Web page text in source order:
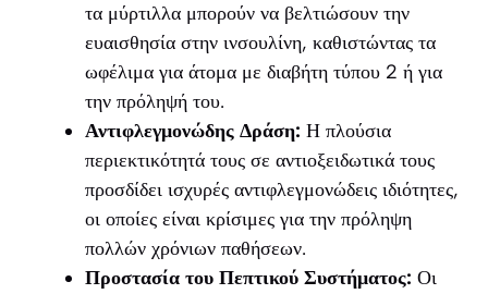
τα μύρτιλλα μπορούν να βελτιώσουν την
ευαισθησία στην ινσουλίνη, καθιστώντας τα
ωφέλιμα για άτομα με διαβήτη τύπου 2 ή για
την πρόληψή του.
Αντιφλεγμονώδης Δράση: Η πλούσια
περιεκτικότητά τους σε αντιοξειδωτικά τους
προσδίδει ισχυρές αντιφλεγμονώδεις ιδιότητες,
οι οποίες είναι κρίσιμες για την πρόληψη
πολλών χρόνιων παθήσεων.
Προστασία του Πεπτικού Συστήματος: Οι